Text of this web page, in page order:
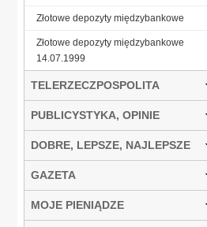
Złotowe depozyty międzybankowe
Złotowe depozyty międzybankowe
14.07.1999
TELERZECZPOSPOLITA
PUBLICYSTYKA, OPINIE
DOBRE, LEPSZE, NAJLEPSZE
GAZETA
MOJE PIENIĄDZE